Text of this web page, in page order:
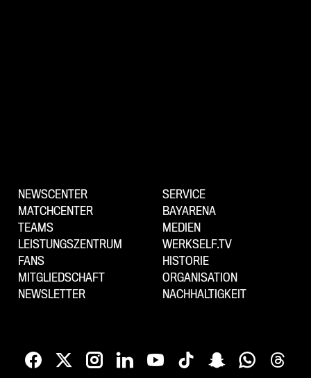
NEWSCENTER
MATCHCENTER
TEAMS
LEISTUNGSZENTRUM
FANS
MITGLIEDSCHAFT
NEWSLETTER
SERVICE
BAYARENA
MEDIEN
WERKSELF.TV
HISTORIE
ORGANISATION
NACHHALTIGKEIT